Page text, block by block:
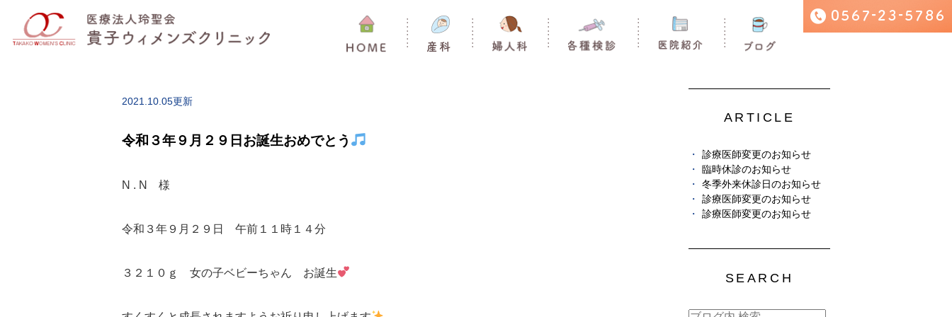
2021.10.05更新
令和３年９月２９日お誕生おめでとう
N . N 様
令和３年９月２９日 午前１１時１４分
３２１０ｇ 女の子ベビーちゃん お誕生
ARTICLE
診療医師変更のお知らせ
臨時休診のお知らせ
冬季外来休診日のお知らせ
診療医師変更のお知らせ
診療医師変更のお知らせ
SEARCH